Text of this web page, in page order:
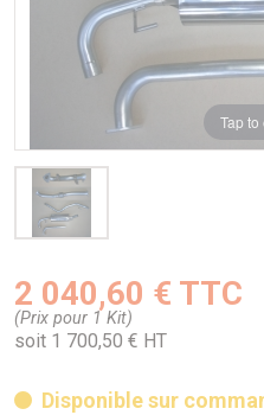
Tap to
2 040,60 € TTC
(Prix pour 1 Kit)
soit 1 700,50 € HT
Disponible sur